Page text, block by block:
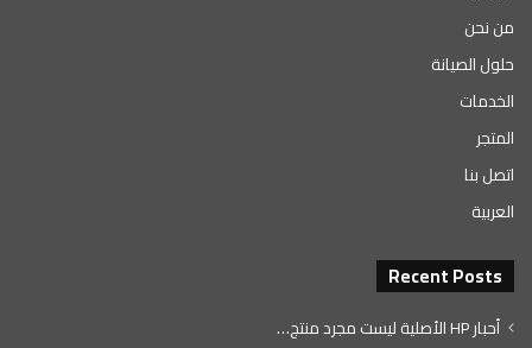
من نحن
حلول الصيانة
الخدمات
المتجر
اتصل بنا
العربية
Recent Posts
أحبار HP الأصلية ليست مجرد منتج…